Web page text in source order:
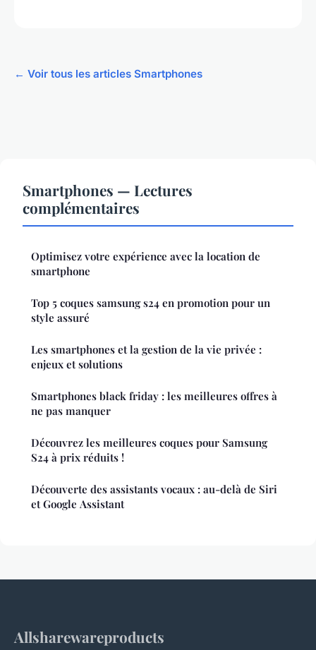
← Voir tous les articles Smartphones
Smartphones — Lectures
complémentaires
Optimisez votre expérience avec la location de
smartphone
Top 5 coques samsung s24 en promotion pour un
style assuré
Les smartphones et la gestion de la vie privée :
enjeux et solutions
Smartphones black friday : les meilleures offres à
ne pas manquer
Découvrez les meilleures coques pour Samsung
S24 à prix réduits !
Découverte des assistants vocaux : au-delà de Siri
et Google Assistant
Allsharewareproducts